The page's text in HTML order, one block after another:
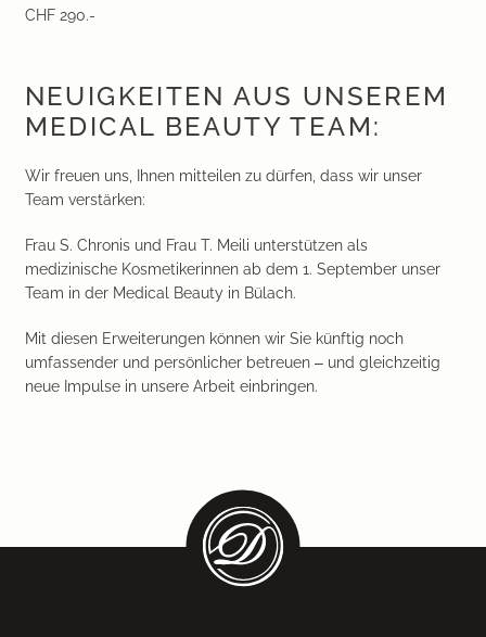
CHF 290.-
NEUIGKEITEN AUS UNSEREM
MEDICAL BEAUTY TEAM:
Wir freuen uns, Ihnen mitteilen zu dürfen, dass wir unser
Team verstärken:
Frau S. Chronis und Frau T. Meili unterstützen als
medizinische Kosmetikerinnen ab dem 1. September unser
Team in der Medical Beauty in Bülach.
Mit diesen Erweiterungen können wir Sie künftig noch
umfassender und persönlicher betreuen – und gleichzeitig
neue Impulse in unsere Arbeit einbringen.